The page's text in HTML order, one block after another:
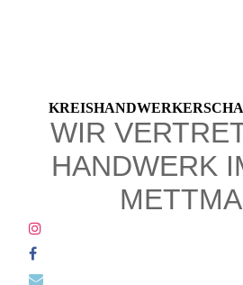
WIR
HANDWERK